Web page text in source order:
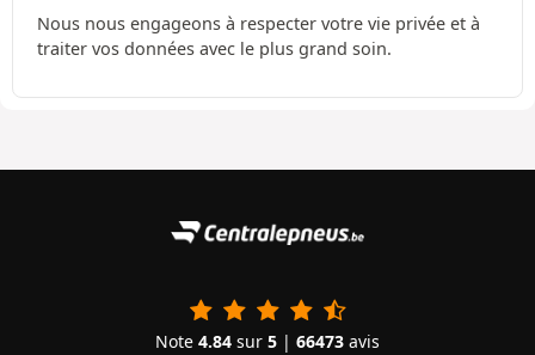
Nous nous engageons à respecter votre vie privée et à
traiter vos données avec le plus grand soin.
Note 4.84 sur 5 | 66473 avis